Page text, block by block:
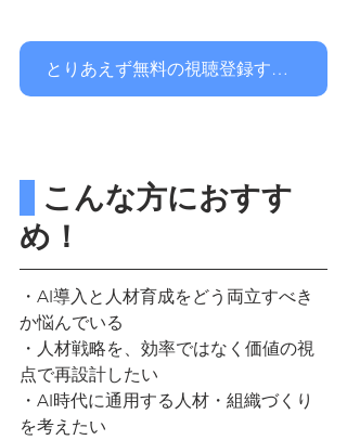
とりあえず無料の視聴登録する！
こんな方におすす
め！
・AI導入と人材育成をどう両立すべき
か悩んでいる
・人材戦略を、効率ではなく価値の視
点で再設計したい
・AI時代に通用する人材・組織づくり
を考えたい